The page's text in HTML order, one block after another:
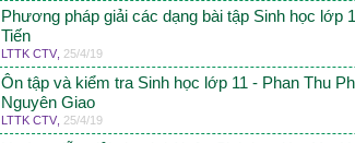
Phương pháp giải các dạng bài tập Sinh học lớp
Tiến
LTTK CTV 25/4/19
Ôn tập và kiểm tra Sinh học lớp 11 - Phan Thu
Nguyên Giao
LTTK CTV 25/4/19